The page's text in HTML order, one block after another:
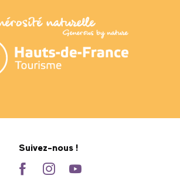
Suivez-nous !